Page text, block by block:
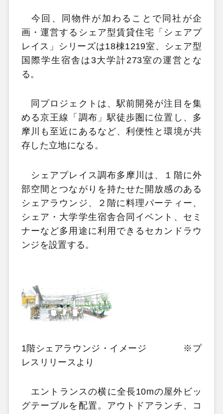
今回、同物件が加わることで同社が企
画・運営するシェア型賃貸住宅「シェアプ
レイス」シリーズは18棟1219室、シェア型
国際学生宿舎は3大学計273室の運営とな
る。
同プロジェクトは、駅前開発が注目を集
める京王線「調布」駅徒歩圏に位置し、多
摩川も至近にあるなど、利便性と環境が共
存した立地になる。
シェアプレイス調布多摩川は、１階に外
部空間とつながりを持たせた開放感のある
シェアラウンジ、２階に料理パーティー、
シェア・大学学生宿舎合同イベント、セミ
ナーなど多用途に利用できるセカンドラウ
ンジを設置する。
1階シェアラウンジ・イメージ ※プ
レスリリースより
エントランスの横に全長10mの屋外ビッ
グテーブルを配置。アウトドアランチ、コ